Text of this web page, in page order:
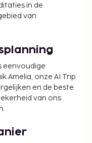
in de
van
eenvoudige
Amelia, onze AI Trip
en de beste
van ons